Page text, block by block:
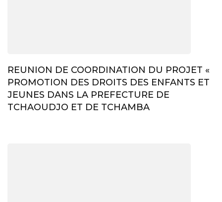
REUNION DE COORDINATION DU PROJET «
PROMOTION DES DROITS DES ENFANTS ET
JEUNES DANS LA PREFECTURE DE
TCHAOUDJO ET DE TCHAMBA